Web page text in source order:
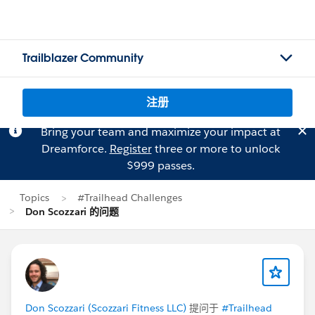
Trailblazer Community
注册
Bring your team and maximize your impact at
Dreamforce. Registerthree or more to unlock
$999 passes.
Topics
#Trailhead Challenges
Don Scozzari 的问题
Don Scozzari (Scozzari Fitness LLC) 提问于 #Trailhead